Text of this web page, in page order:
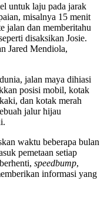
untuk laju pada jarak
misalnya 15 menit
jalan dan memberitahu
disaksikan Josie.
Jared Mendiola,
jalan maya dihiasi
posisi mobil, kotak
dan kotak merah
jalur hijau
waktu beberapa bulan
pemetaan setiap
speedbump,
informasi yang